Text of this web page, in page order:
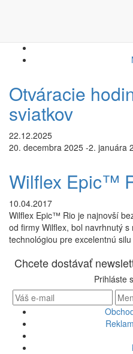
Otváracie
sviatkov
22.12.2025
20. decembra 2025 -2. januára
Wilflex Epic™
10.04.2017
Wilflex Epic™ Rio je najnovší
od firmy Wilflex, bol navrhnutý
technológiou pre excelentnú
Chcete dostávať
Prihláste